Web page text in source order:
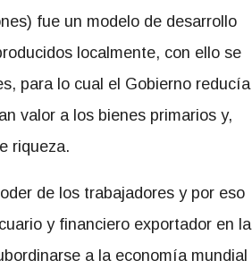
fue un modelo de desarrollo
localmente, con ello se
para lo cual el Gobierno reducía
valor a los bienes primarios y,
riqueza.
de los trabajadores y por eso
y financiero exportador en la
a la economía mundial